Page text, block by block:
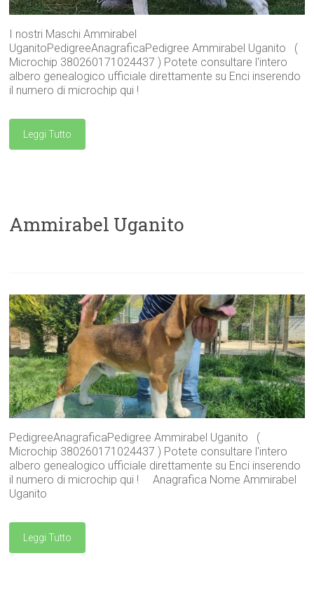
I nostri Maschi Ammirabel
UganitoPedigreeAnagraficaPedigree Ammirabel Uganito (
Microchip 380260171024437 ) Potete consultare l'intero
albero genealogico ufficiale direttamente su Enci inserendo
il numero di microchip qui !
Leggi Tutto
Ammirabel Uganito
PedigreeAnagraficaPedigree Ammirabel Uganito (
Microchip 380260171024437 ) Potete consultare l'intero
albero genealogico ufficiale direttamente su Enci inserendo
il numero di microchip qui ! Anagrafica Nome Ammirabel
Uganito
Leggi Tutto